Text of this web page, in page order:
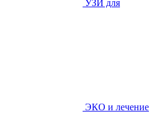
УЗИ для
ЭКО и лечение